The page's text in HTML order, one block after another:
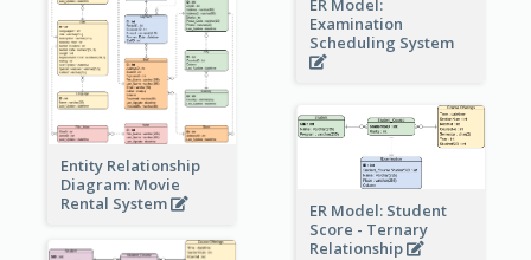
ER Model:
Examination
Scheduling System
Entity Relationship
Diagram: Movie
Rental System
ER Model: Student
Score - Ternary
Relationship